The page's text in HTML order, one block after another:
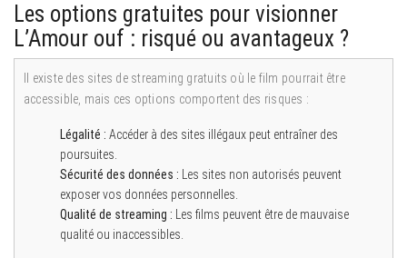
Les options gratuites pour visionner
L’Amour ouf : risqué ou avantageux ?
Il existe des sites de streaming gratuits où le film pourrait être
accessible, mais ces options comportent des risques :
Légalité : Accéder à des sites illégaux peut entraîner des
poursuites.
Sécurité des données : Les sites non autorisés peuvent
exposer vos données personnelles.
Qualité de streaming : Les films peuvent être de mauvaise
qualité ou inaccessibles.